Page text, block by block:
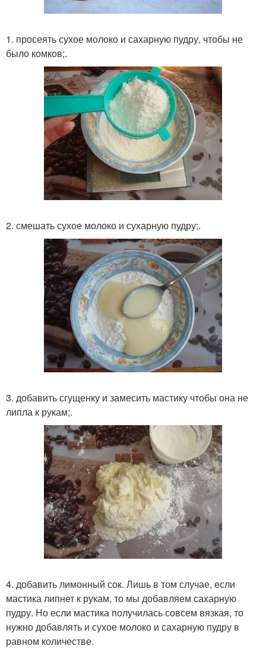
1. просеять сухое молоко и сахарную пудру, чтобы не
было комков;.
2. смешать сухое молоко и сухарную пудру;.
3. добавить сгущенку и замесить мастику чтобы она не
липла к рукам;.
4. добавить лимонный сок. Лишь в том случае, если
мастика липнет к рукам, то мы добавляем сахарную
пудру. Но если мастика получилась совсем вязкая, то
нужно добавлять и сухое молоко и сахарную пудру в
равном количестве.